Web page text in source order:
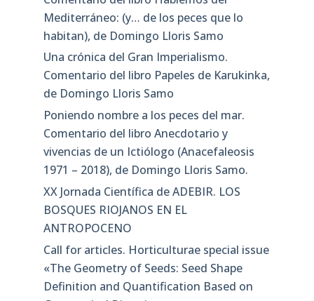
Mediterráneo: (y… de los peces que lo
habitan), de Domingo Lloris Samo
Una crónica del Gran Imperialismo.
Comentario del libro Papeles de Karukinka,
de Domingo Lloris Samo
Poniendo nombre a los peces del mar.
Comentario del libro Anecdotario y
vivencias de un Ictiólogo (Anacefaleosis
1971 – 2018), de Domingo Lloris Samo.
XX Jornada Científica de ADEBIR. LOS
BOSQUES RIOJANOS EN EL
ANTROPOCENO
Call for articles. Horticulturae special issue
«The Geometry of Seeds: Seed Shape
Definition and Quantification Based on